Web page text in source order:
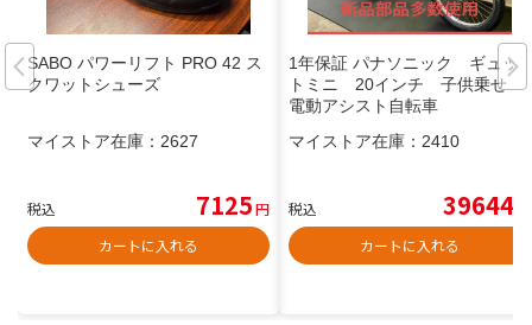
SABO パワーリフト PRO 42 ス
クワットシューズ
マイストア在庫： 2627
税込 7125円
カートに入れる
1年保証 パナソニック ギュッ
トミニ 20インチ 子供乗せ
電動アシスト自転車
マイストア在庫： 2410
税込 39644
カートに入れる